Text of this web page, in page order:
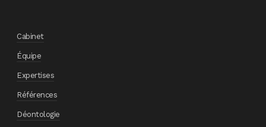
Cabinet
Équipe
Expertises
Références
Déontologie